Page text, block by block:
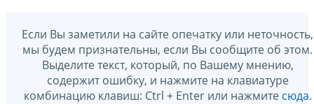
Если Вы заметили на сайте опечатку или неточность,
мы будем признательны, если Вы сообщите об этом.
Выделите текст, который, по Вашему мнению,
содержит ошибку, и нажмите на клавиатуре
комбинацию клавиш: Ctrl + Enter или нажмите сюда.